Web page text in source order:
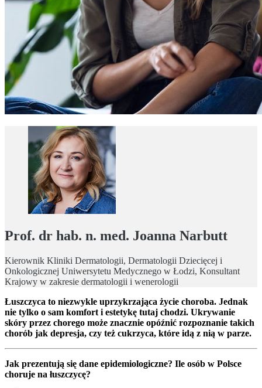
Prof. dr hab. n. med. Joanna Narbutt
Kierownik Kliniki Dermatologii, Dermatologii Dziecięcej i
Onkologicznej Uniwersytetu Medycznego w Łodzi, Konsultant
Krajowy w zakresie dermatologii i wenerologii
Łuszczyca to niezwykle uprzykrzająca życie choroba. Jednak
nie tylko o sam komfort i estetykę tutaj chodzi. Ukrywanie
skóry przez chorego może znacznie opóźnić rozpoznanie takich
chorób jak depresja, czy też cukrzyca, które idą z nią w parze.
Jak prezentują się dane epidemiologiczne? Ile osób w Polsce
choruje na łuszczycę?